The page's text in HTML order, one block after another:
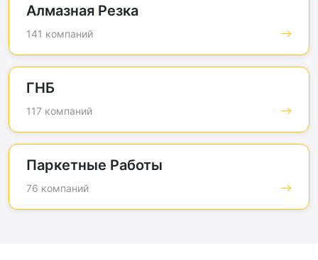
Алмазная Резка
141 компаний
ГНБ
117 компаний
Паркетные Работы
76 компаний